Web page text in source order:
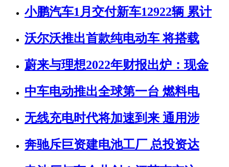
小鹏汽车1月交付新车12922辆 累计
沃尔沃推出首款纯电动车 将搭载
蔚来与理想2022年财报出炉：现金
中车电动推出全球第一台 燃料电
无线充电时代将加速到来 通用涉
奔驰斥巨资建电池工厂 总投资达